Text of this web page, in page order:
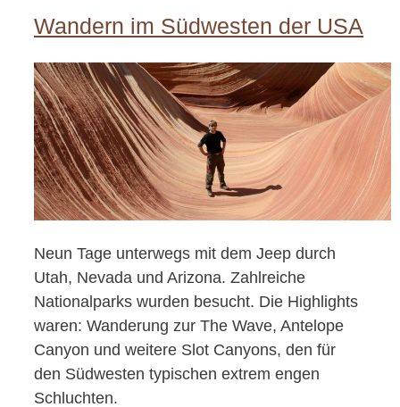
Wandern im Südwesten der USA
Neun Tage unterwegs mit dem Jeep durch
Utah, Nevada und Arizona. Zahlreiche
Nationalparks wurden besucht. Die Highlights
waren: Wanderung zur The Wave, Antelope
Canyon und weitere Slot Canyons, den für
den Südwesten typischen extrem engen
Schluchten.